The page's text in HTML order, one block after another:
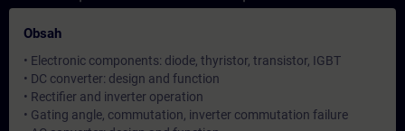
Obsah
• Electronic components: diode, thyristor, transistor, IGBT
• DC converter: design and function
• Rectifier and inverter operation
• Gating angle, commutation, inverter commutation failure